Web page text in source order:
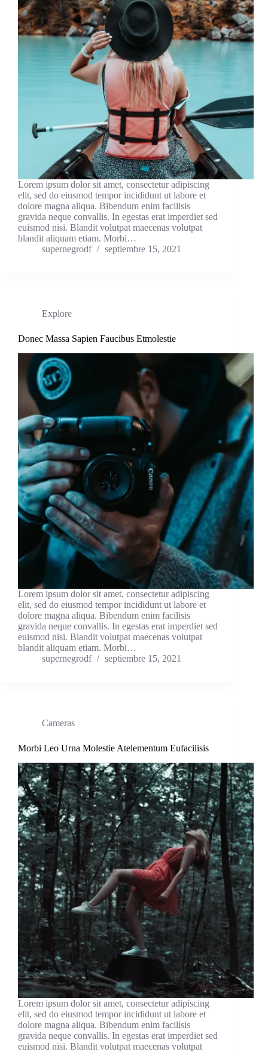
Lorem ipsum dolor sit amet, consectetur adipiscing
elit, sed do eiusmod tempor incididunt ut labore et
dolore magna aliqua. Bibendum enim facilisis
gravida neque convallis. In egestas erat imperdiet sed
euismod nisi. Blandit volutpat maecenas volutpat
blandit aliquam etiam. Morbi…
supernegrodf
septiembre 15, 2021
Explore
Donec Massa Sapien Faucibus Etmolestie
Lorem ipsum dolor sit amet, consectetur adipiscing
elit, sed do eiusmod tempor incididunt ut labore et
dolore magna aliqua. Bibendum enim facilisis
gravida neque convallis. In egestas erat imperdiet sed
euismod nisi. Blandit volutpat maecenas volutpat
blandit aliquam etiam. Morbi…
supernegrodf
septiembre 15, 2021
Cameras
Morbi Leo Urna Molestie Atelementum Eufacilisis
Lorem ipsum dolor sit amet, consectetur adipiscing
elit, sed do eiusmod tempor incididunt ut labore et
dolore magna aliqua. Bibendum enim facilisis
gravida neque convallis. In egestas erat imperdiet sed
euismod nisi. Blandit volutpat maecenas volutpat